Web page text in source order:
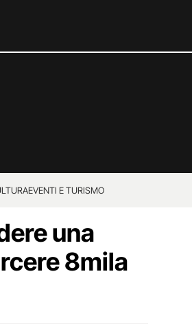
EVENTI E TURISMO
una
8mila